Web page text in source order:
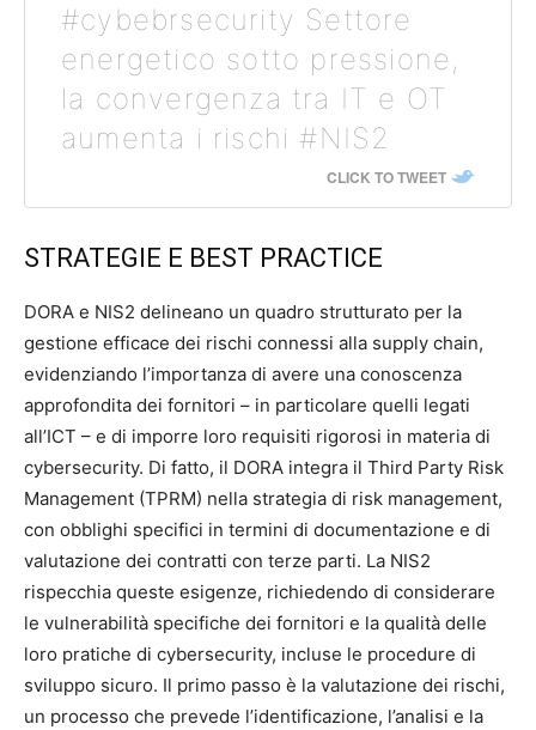
#cybebrsecurity Settore
energetico sotto pressione,
la convergenza tra IT e OT
aumenta i rischi #NIS2
CLICK TO TWEET
STRATEGIE E BEST PRACTICE
DORA e NIS2 delineano un quadro strutturato per la
gestione efficace dei rischi connessi alla supply chain,
evidenziando l’importanza di avere una conoscenza
approfondita dei fornitori – in particolare quelli legati
all’ICT – e di imporre loro requisiti rigorosi in materia di
cybersecurity. Di fatto, il DORA integra il Third Party Risk
Management (TPRM) nella strategia di risk management,
con obblighi specifici in termini di documentazione e di
valutazione dei contratti con terze parti. La NIS2
rispecchia queste esigenze, richiedendo di considerare
le vulnerabilità specifiche dei fornitori e la qualità delle
loro pratiche di cybersecurity, incluse le procedure di
sviluppo sicuro. Il primo passo è la valutazione dei rischi,
un processo che prevede l’identificazione, l’analisi e la